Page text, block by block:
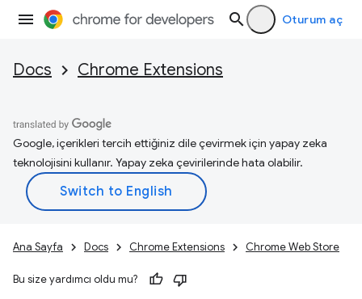
Oturum aç
Docs Chrome Extensions
Google, içerikleri tercih ettiğiniz dile çevirmek için yapay zeka
teknolojisini kullanır. Yapay zeka çevirilerinde hata olabilir.
Ana Sayfa Docs Chrome Extensions Chrome Web Store
Bu size yardımcı oldu mu?